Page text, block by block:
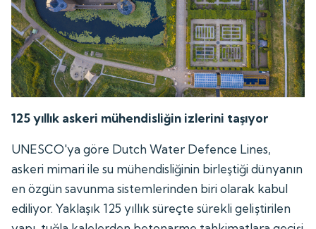
125 yıllık askeri mühendisliğin izlerini taşıyor
UNESCO'ya göre Dutch Water Defence Lines,
askeri mimari ile su mühendisliğinin birleştiği dünyanın
en özgün savunma sistemlerinden biri olarak kabul
ediliyor. Yaklaşık 125 yıllık süreçte sürekli geliştirilen